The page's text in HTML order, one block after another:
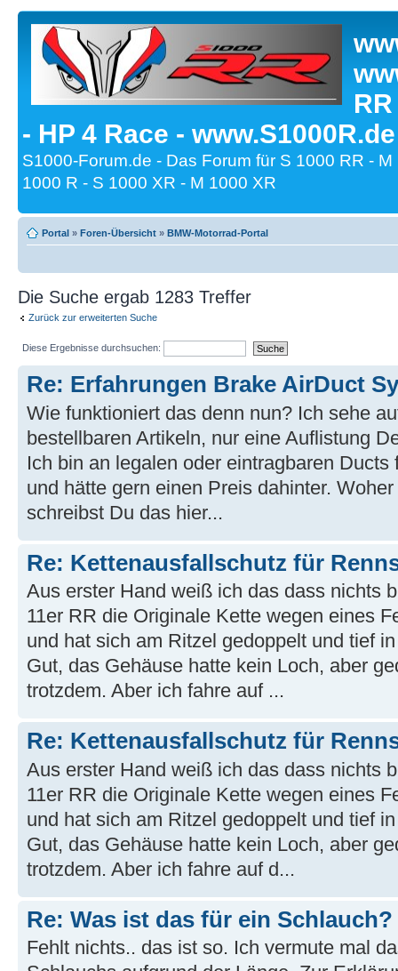
- HP 4 Race -
S1000-Forum.de - Das Forum für S 1000 RR -
1000 R - S 1000 XR - M 1000 XR
Portal » Foren-Übersicht » BMW-Motorrad-Portal
Die Suche ergab 1283 Treffer
Zurück zur erweiterten Suche
Diese Ergebnisse durchsuchen:
Re: Erfahrungen Brake AirDuct
Wie funktioniert das denn nun? Ich sehe
bestellbaren Artikeln, nur eine Auflistung
Ich bin an legalen oder eintragbaren
und hätte gern einen Preis dahinter.
schreibst Du das hier...
Re: Kettenausfallschutz für
Aus erster Hand weiß ich das dass nichts
11er RR die Originale Kette wegen eines
und hat sich am Ritzel gedoppelt und tief
Gut, das Gehäuse hatte kein Loch, aber
trotzdem. Aber ich fahre auf ...
Re: Kettenausfallschutz für
Aus erster Hand weiß ich das dass nichts
11er RR die Originale Kette wegen eines
und hat sich am Ritzel gedoppelt und tief
Gut, das Gehäuse hatte kein Loch, aber
trotzdem. Aber ich fahre auf d...
Re: Was ist das für ein
Fehlt nichts.. das ist so. Ich vermute mal